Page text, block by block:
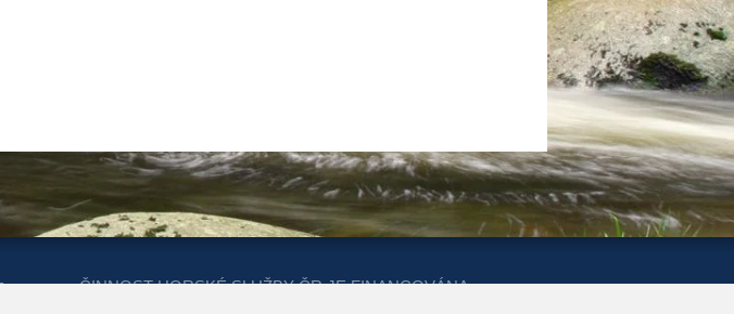
ČINNOST HORSKÉ SLUŽBY ČR JE FINANCOVÁNA